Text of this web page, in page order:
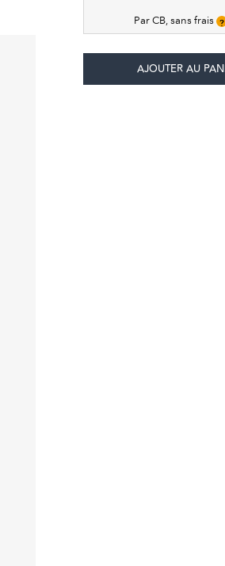
Par CB, sans frais ?